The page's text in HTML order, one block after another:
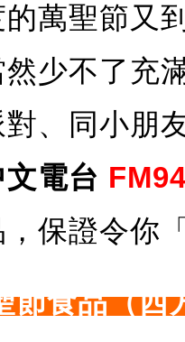
萬聖節又
然少不了充
、同小朋
電台
保證令你
節食品（西